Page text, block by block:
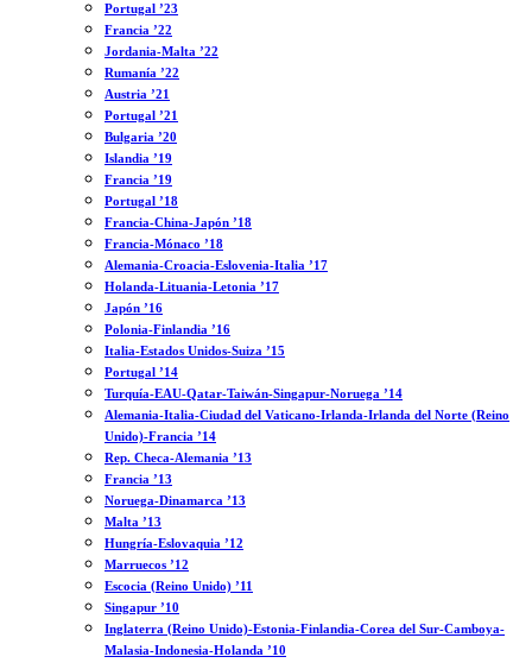
Portugal ’23
Francia ’22
Jordania-Malta ’22
Rumanía ’22
Austria ’21
Portugal ’21
Bulgaria ’20
Islandia ’19
Francia ’19
Portugal ’18
Francia-China-Japón ’18
Francia-Mónaco ’18
Alemania-Croacia-Eslovenia-Italia ’17
Holanda-Lituania-Letonia ’17
Japón ’16
Polonia-Finlandia ’16
Italia-Estados Unidos-Suiza ’15
Portugal ’14
Turquía-EAU-Qatar-Taiwán-Singapur-Noruega ’14
Alemania-Italia-Ciudad del Vaticano-Irlanda-Irlanda del Norte (Reino
Unido)-Francia ’14
Rep. Checa-Alemania ’13
Francia ’13
Noruega-Dinamarca ’13
Malta ’13
Hungría-Eslovaquia ’12
Marruecos ’12
Escocia (Reino Unido) ’11
Singapur ’10
Inglaterra (Reino Unido)-Estonia-Finlandia-Corea del Sur-Camboya-
Malasia-Indonesia-Holanda ’10